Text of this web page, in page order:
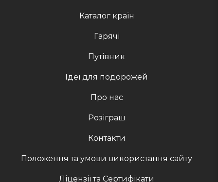
Каталог країн
Гарячі
Путівник
Ідеї для подорожей
Про нас
Розіграш
Контакти
Положення та умови використання сайту
Ліцензії та Сертифікати